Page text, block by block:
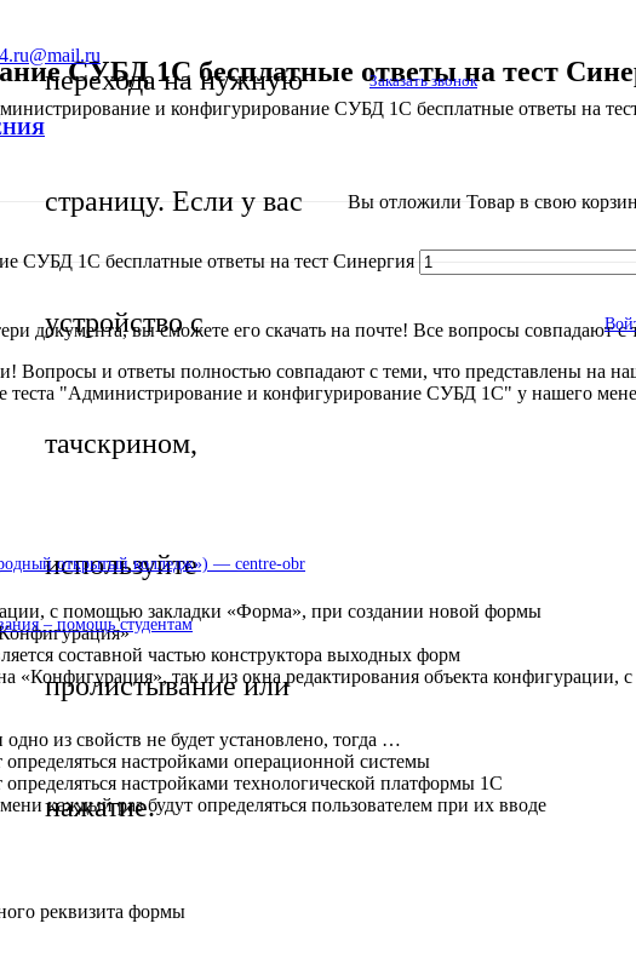
перехода на нужную
страницу. Если у вас
устройство с
тачскрином,
используйте
пролистывание или
нажатие.
Заказать звонок
Вы отложили Товар в свою
открытый колледж») — centre-obr
– помощь студентам
СУБД 1С бесплатные ответы на тест
и конфигурирование СУБД 1С бесплатные ответы на
СУБД 1С бесплатные ответы на тест Синергия
документа, вы сможете его скачать на почте! Все вопросы совпадают с
Вопросы и ответы полностью совпадают с теми, что представлены на
"Администрирование и конфигурирование СУБД 1С" у нашего
с помощью закладки «Форма», при создании новой формы
составной частью конструктора выходных форм
«Конфигурация», так и из окна редактирования объекта
из свойств не будет установлено, тогда …
настройками операционной системы
настройками технологической платформы 1С
каждый раз будут определяться пользователем при их вводе
реквизита формы